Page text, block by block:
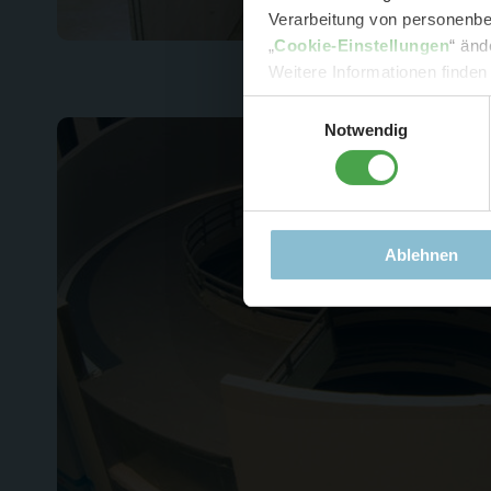
Verarbeitung von
„Cookie-Einstellungen“
Weitere Informationen
Notwendig
Ablehnen
-
-